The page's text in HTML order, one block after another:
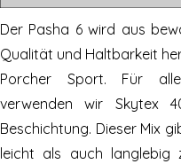
Der Pasha 6 wird aus
Qualität und Haltbarkeit
Porcher Sport. Für
verwenden wir Skytex
Beschichtung. Dieser Mix
leicht als auch langlebig